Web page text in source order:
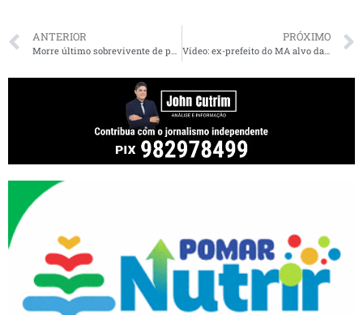
ANTERIOR PRÓXIMO
Vídeo: ex-prefeito do MA alvo da PF escondeu celular em compartimento na pia